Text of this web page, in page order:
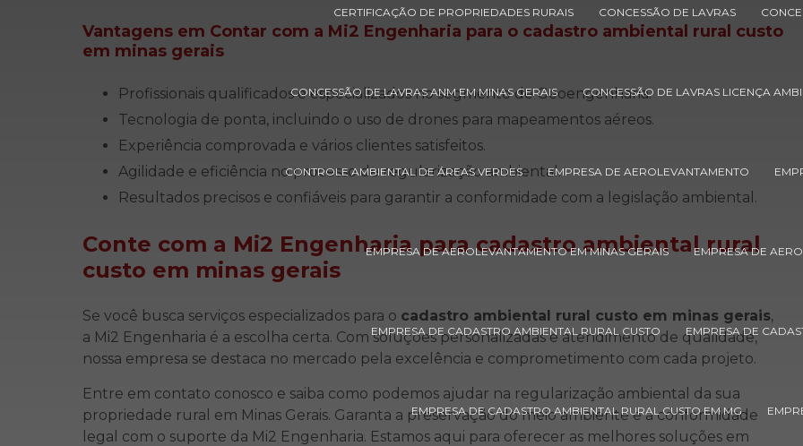
CERTIFICAÇÃO DE PROPRIEDADES RURAIS CONCESSÃO DE LAVRAS
CONCESSÃO DE LAVRAS ANM EM MINAS GERAIS CONCESSÃO DE LAVRAS LICENÇA
CONTROLE AMBIENTAL DE ÁREAS VERDES EMPRESA DE AEROLEVANTAMENTO
EMPRESA DE AEROLEVANTAMENTO EM MINAS GERAIS EMPRESA DE
EMPRESA DE CADASTRO AMBIENTAL RURAL CUSTO EMPRESA DE
EMPRESA DE CADASTRO AMBIENTAL RURAL CUSTO EM MG
Vantagens em Contar com a Mi2 Engenharia para o cadastro ambiental rural custo
em minas gerais
Profissionais qualificados e especializados no segmento de Geoengenharia.
Tecnologia de ponta, incluindo o uso de drones para mapeamentos aéreos.
Experiência comprovada e vários clientes satisfeitos.
Agilidade e eficiência no processo de regularização ambiental.
Resultados precisos e confiáveis para garantir a conformidade com a legislação ambiental.
Conte com a Mi2 Engenharia paracadastro ambiental rural
custo em minas gerais
Se você busca serviços especializados para o cadastro ambiental rural custo em minas gerais,
a Mi2 Engenharia é a escolha certa. Com soluções personalizadas e atendimento de qualidade,
nossa empresa se destaca no mercado pela excelência e comprometimento com cada projeto.
Entre em contato conosco e saiba como podemos ajudar na regularização ambiental da sua
propriedade rural em Minas Gerais. Garanta a preservação do meio ambiente e a conformidade
legal com o suporte da Mi2 Engenharia. Estamos aqui para oferecer as melhores soluções em